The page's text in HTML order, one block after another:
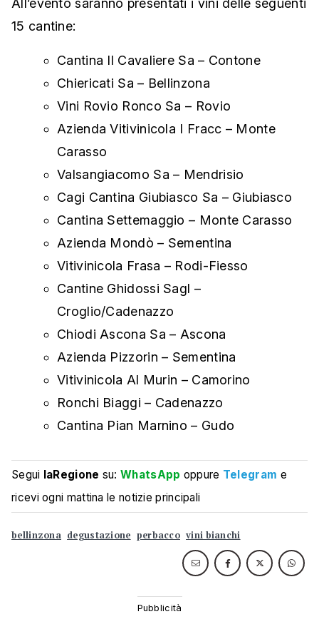
All’evento saranno presentati i vini delle seguenti
15 cantine:
Cantina Il Cavaliere Sa – Contone
Chiericati Sa – Bellinzona
Vini Rovio Ronco Sa – Rovio
Azienda Vitivinicola I Fracc – Monte
Carasso
Valsangiacomo Sa – Mendrisio
Cagi Cantina Giubiasco Sa – Giubiasco
Cantina Settemaggio – Monte Carasso
Azienda Mondò – Sementina
Vitivinicola Frasa – Rodi-Fiesso
Cantine Ghidossi Sagl –
Croglio/Cadenazzo
Chiodi Ascona Sa – Ascona
Azienda Pizzorin – Sementina
Vitivinicola Al Murin – Camorino
Ronchi Biaggi – Cadenazzo
Cantina Pian Marnino – Gudo
Segui laRegione su:WhatsApp oppure Telegram e
ricevi ogni mattina le notizie principali
bellinzona degustazione perbacco vini bianchi